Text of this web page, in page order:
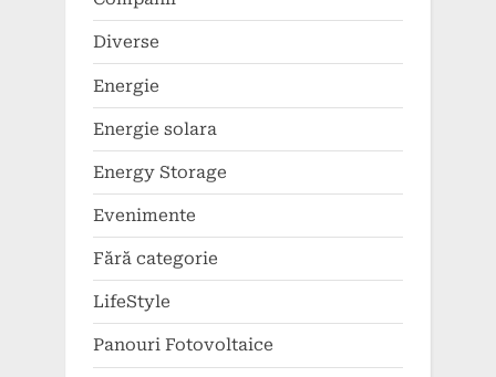
Diverse
Energie
Energie solara
Energy Storage
Evenimente
Fără categorie
LifeStyle
Panouri Fotovoltaice